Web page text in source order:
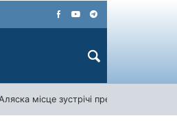
місце зустрічі президентів США